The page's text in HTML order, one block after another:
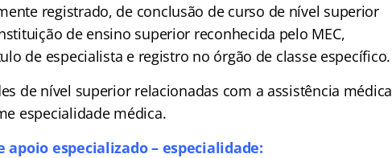
registrado, de conclusão de curso de nível superior
de ensino superior reconhecida pelo MEC,
de especialista e registro no órgão de classe específico.
de nível superior relacionadas com a assistência médica
especialidade médica.
apoio especializado – especialidade: